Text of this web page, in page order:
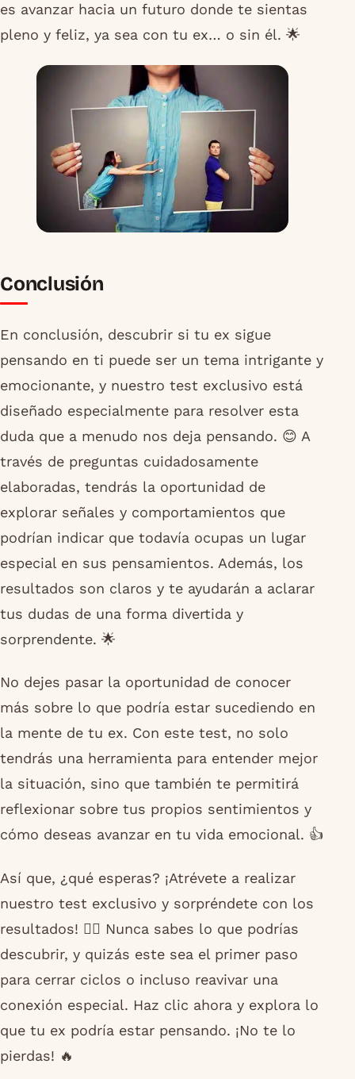
es avanzar hacia un futuro donde te sientas
pleno y feliz, ya sea con tu ex… o sin él. 🌟
Conclusión
En conclusión, descubrir si tu ex sigue
pensando en ti puede ser un tema intrigante y
emocionante, y nuestro test exclusivo está
diseñado especialmente para resolver esta
duda que a menudo nos deja pensando. 😊 A
través de preguntas cuidadosamente
elaboradas, tendrás la oportunidad de
explorar señales y comportamientos que
podrían indicar que todavía ocupas un lugar
especial en sus pensamientos. Además, los
resultados son claros y te ayudarán a aclarar
tus dudas de una forma divertida y
sorprendente. 🌟
No dejes pasar la oportunidad de conocer
más sobre lo que podría estar sucediendo en
la mente de tu ex. Con este test, no solo
tendrás una herramienta para entender mejor
la situación, sino que también te permitirá
reflexionar sobre tus propios sentimientos y
cómo deseas avanzar en tu vida emocional. 👍
Así que, ¿qué esperas? ¡Atrévete a realizar
nuestro test exclusivo y sorpréndete con los
resultados! 🕵️‍♂️ Nunca sabes lo que podrías
descubrir, y quizás este sea el primer paso
para cerrar ciclos o incluso reavivar una
conexión especial. Haz clic ahora y explora lo
que tu ex podría estar pensando. ¡No te lo
pierdas! 🔥